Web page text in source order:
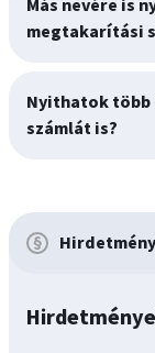
Más nevére is nyithatok lakossági deviza-
megtakarítási
Nyithatok
számlát is?